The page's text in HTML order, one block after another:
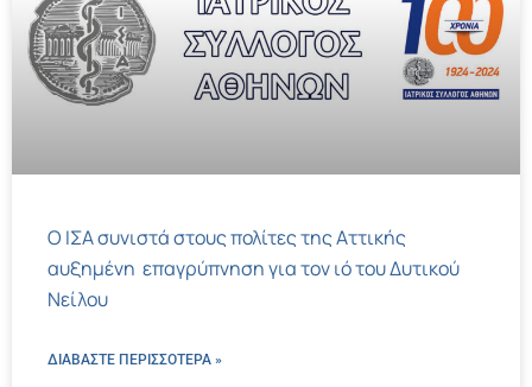
Ο ΙΣΑ συνιστά στους πολίτες της Αττικής
αυξημένη επαγρύπνηση για τον ιό του Δυτικού
Νείλου
ΔΙΑΒΑΣΤΕ ΠΕΡΙΣΣΌΤΕΡΑ »